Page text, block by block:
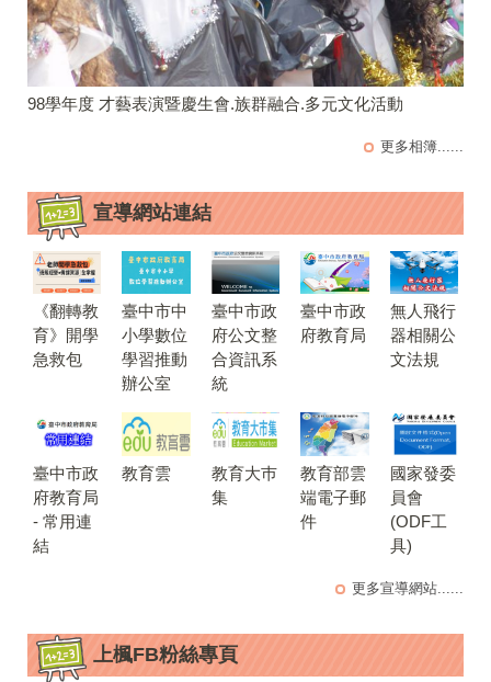
98學年度 才藝表演暨慶生會.族群融合.多元文化活動
更多相簿......
宣導網站連結
《翻轉教
育》開學
急救包
臺中市中
小學數位
學習推動
辦公室
臺中市政
府公文整
合資訊系
統
臺中市政
府教育局
無人飛行
器相關公
文法規
臺中市政
府教育局
- 常用連
結
教育雲
教育大巿
集
教育部雲
端電子郵
件
國家發委
員會
(ODF工
具)
更多宣導網站......
上楓FB粉絲專頁